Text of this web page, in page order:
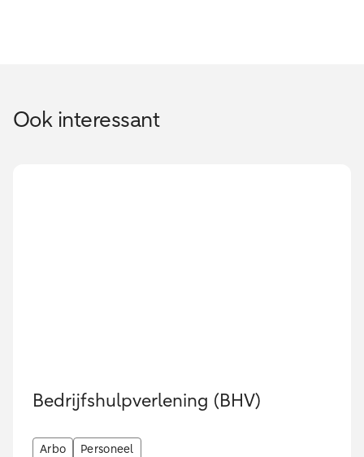
Ook interessant
Bedrijfshulpverlening (BHV)
Arbo Personeel